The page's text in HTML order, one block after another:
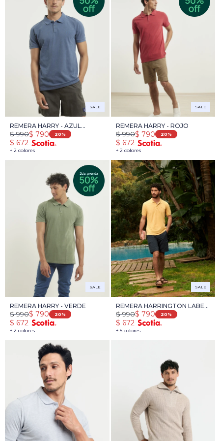
SALE
REMERA HARRY - AZUL
PIEDRA
+ 2 colores
$ 790
$ 990 20
$ 672
SALE
REMERA HARRY - ROJO
+ 2 colores
$ 790
$ 990 20
$ 672
SALE
REMERA HARRY - VERDE
+ 2 colores
$ 790
$ 990 20
$ 672
SALE
REMERA HARRINGTON LABEL
- AMARILLO
+ 5 colores
$ 790
$ 990 20
$ 672